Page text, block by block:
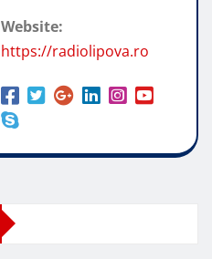
Website:
https://radiolipova.ro